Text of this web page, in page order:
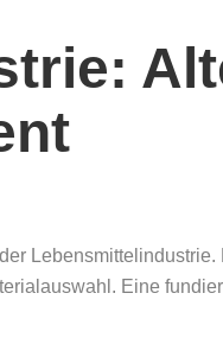
Eine